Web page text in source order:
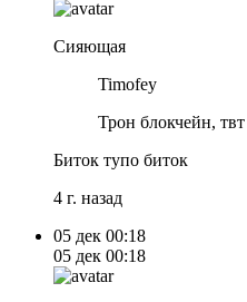
Сияющая
Timofey
Трон блокчейн,
Биток тупо биток
4 г. назад
05 дек 00:18
05 дек 00:18